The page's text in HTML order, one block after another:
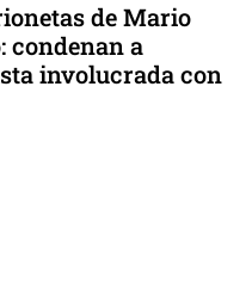
de Mario
condenan a
involucrada con